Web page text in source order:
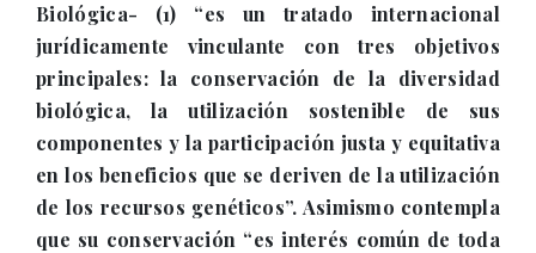
Biológica- (1) “es un tratado internacional
jurídicamente vinculante con tres objetivos
principales: la conservación de la diversidad
biológica, la utilización sostenible de sus
componentes y la participación justa y equitativa
en los beneficios que se deriven de la utilización
de los recursos genéticos”. Asimismo contempla
que su conservación “es interés común de toda